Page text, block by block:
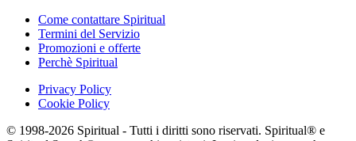
Come contattare Spiritual
Termini del Servizio
Promozioni e offerte
Perchè Spiritual
Privacy Policy
Cookie Policy
© 1998-2026 Spiritual - Tutti i diritti sono riservati. Spiritual® e